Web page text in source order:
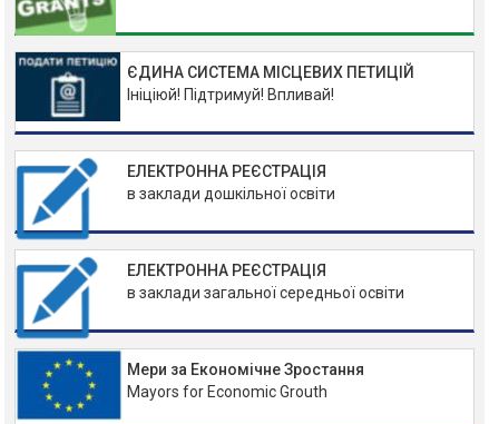
ЄДИНА СИСТЕМА МІСЦЕВИХ ПЕТИЦІЙ
Ініціюй! Підтримуй! Впливай!
ЕЛЕКТРОННА РЕЄСТРАЦІЯ
в заклади дошкільної освіти
ЕЛЕКТРОННА РЕЄСТРАЦІЯ
в заклади загальної середньої освіти
Мери за Економічне Зростання
Mayors for Economic Grouth